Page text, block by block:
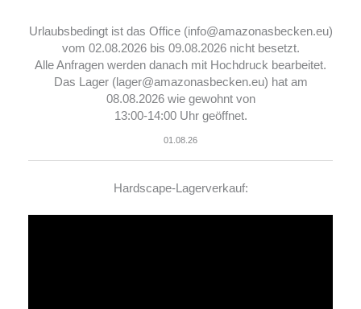
Urlaubsbedingt ist das Office (info@amazonasbecken.eu)
vom 02.08.2026 bis 09.08.2026 nicht besetzt.
Alle Anfragen werden danach mit Hochdruck bearbeitet.
Das Lager (lager@amazonasbecken.eu) hat am
08.08.2026 wie gewohnt von
13:00-14:00 Uhr geöffnet.
01.08.26
Hardscape-Lagerverkauf: